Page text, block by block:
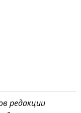
редакции